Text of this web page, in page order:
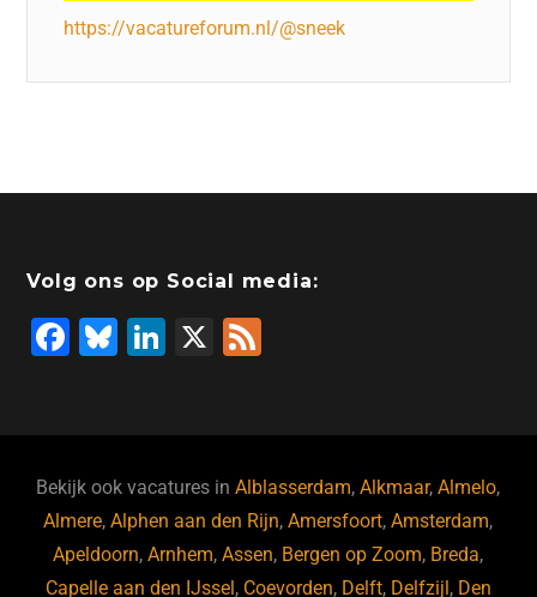
https://vacatureforum.nl/@sneek
Volg ons op Social media:
F
b
o
o
Bl
ky
Li
dI
n
X
Bekijk ook vacatures inAlblasserdam,Alkmaar,Almelo,
Almere,Alphen aan den Rijn,Amersfoort,Amsterdam,
Apeldoorn,Arnhem,Assen, Bergen op Zoom, Breda,
Capelle aan den IJssel, Coevorden, Delft, Delfzijl, Den